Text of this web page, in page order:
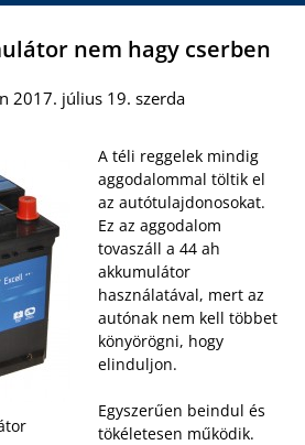
nem hagy cserben
2017. július 19. szerda
A téli reggelek mindig
aggodalommal töltik el
az autótulajdonosokat.
Ez az aggodalom
tovaszáll a 44 ah
akkumulátor
használatával, mert az
autónak nem kell többet
könyörögni, hogy
elinduljon.
Egyszerűen beindul és
tökéletesen működik.